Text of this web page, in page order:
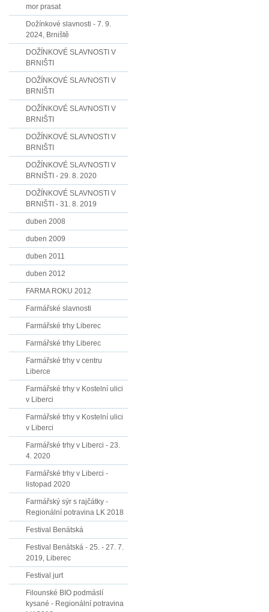
mor prasat
Dožínkové slavnosti - 7. 9.
2024, Brniště
DOŽÍNKOVÉ SLAVNOSTI V
BRNIŠTI
DOŽÍNKOVÉ SLAVNOSTI V
BRNIŠTI
DOŽÍNKOVÉ SLAVNOSTI V
BRNIŠTI
DOŽÍNKOVÉ SLAVNOSTI V
BRNIŠTI
DOŽÍNKOVÉ SLAVNOSTI V
BRNIŠTI - 29. 8. 2020
DOŽÍNKOVÉ SLAVNOSTI V
BRNIŠTI - 31. 8. 2019
duben 2008
duben 2009
duben 2011
duben 2012
FARMA ROKU 2012
Farmářské slavnosti
Farmářské trhy Liberec
Farmářské trhy Liberec
Farmářské trhy v centru
Liberce
Farmářské trhy v Kostelní ulici
v Liberci
Farmářské trhy v Kostelní ulici
v Liberci
Farmářské trhy v Liberci - 23.
4. 2020
Farmářské trhy v Liberci -
listopad 2020
Farmářský sýr s rajčátky -
Regionální potravina LK 2018
Festival Benátská
Festival Benátská - 25. - 27. 7.
2019, Liberec
Festival jurt
Filounské BIO podmáslí
kysané - Regionální potravina